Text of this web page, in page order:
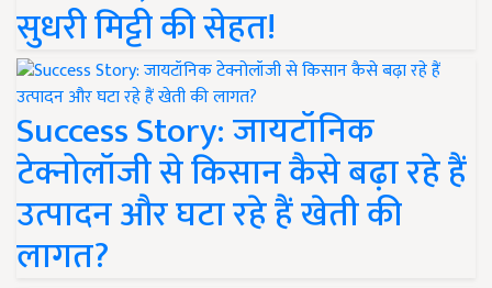
सुधरी मिट्टी की सेहत!
Success Story: जायटॉनिक
टेक्नोलॉजी से किसान कैसे बढ़ा रहे हैं
उत्पादन और घटा रहे हैं खेती की
लागत?